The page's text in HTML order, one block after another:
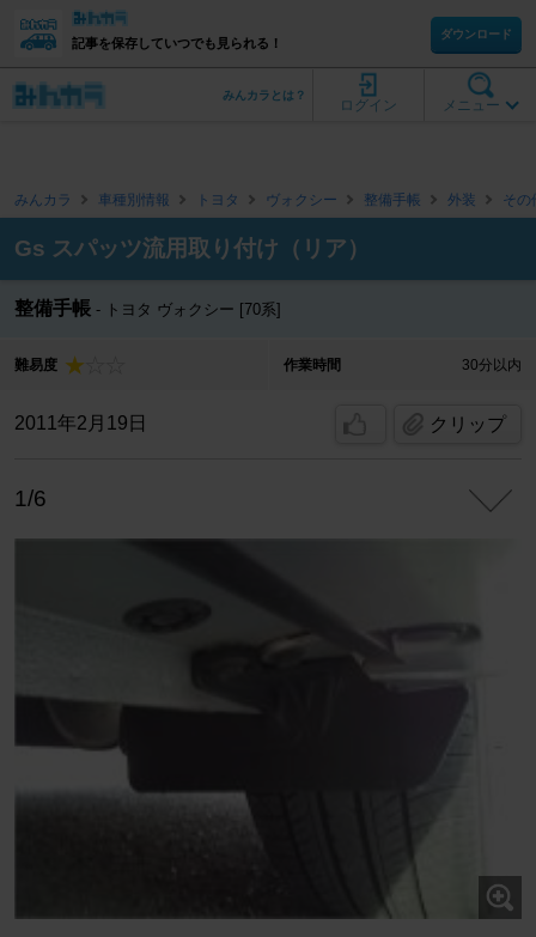
記事を保存していつでも見られる！
ダウンロード
メニュー
ログイン
みんカラとは？
みんカラ 車種別情報 トヨタ ヴォクシー 整備手帳 外装 その
Gs スパッツ流用取り付け（リア）
整備手帳 トヨタ ヴォクシー [70系]
難易度 作業時間 30分以内
2011年2月19日 クリップ
1/6